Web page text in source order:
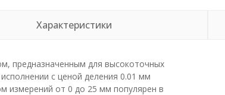
Характеристики
предназначенным для высокоточных
с ценой деления 0.01 мм
измерений от 0 до 25 мм популярен в